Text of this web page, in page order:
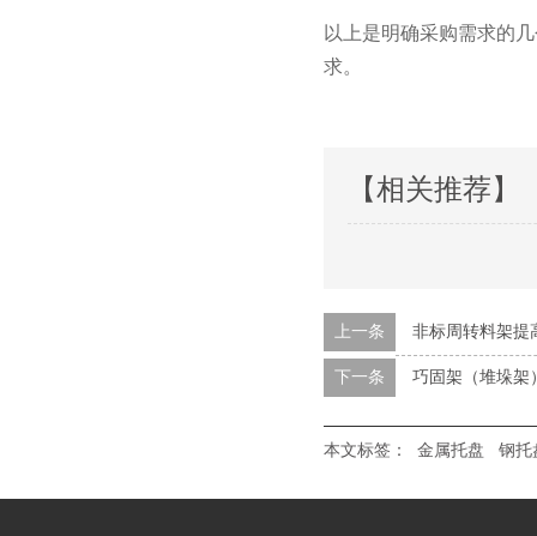
以上是明确采购需求的几
求。
【相关推荐】
上一条 非标周转料架提
下一条 巧固架（堆垛架
本文标签： 金属托盘 钢托